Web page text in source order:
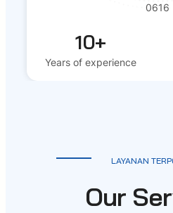
0616
10+
Years of experience
LAYANAN
Our